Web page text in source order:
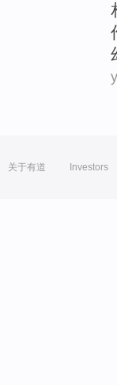
关于有道 Investors